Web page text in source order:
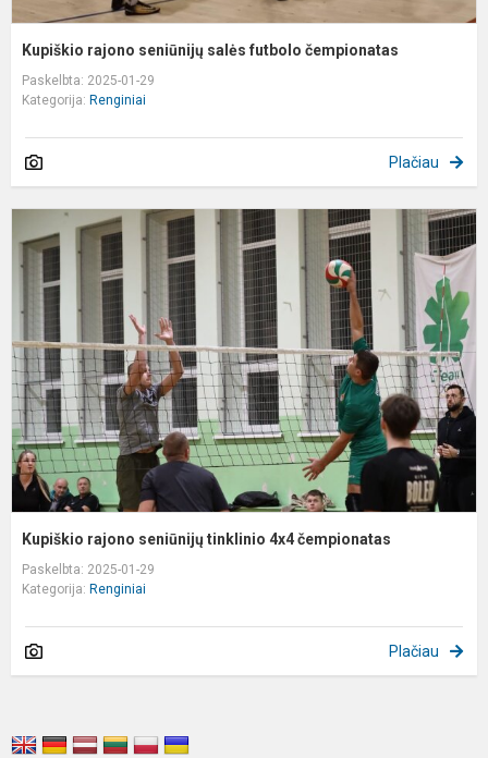
Kupiškio rajono seniūnijų salės futbolo čempionatas
Paskelbta: 2025-01-29
Kategorija: Renginiai
Plačiau
Kupiškio rajono seniūnijų tinklinio 4x4 čempionatas
Paskelbta: 2025-01-29
Kategorija: Renginiai
Plačiau